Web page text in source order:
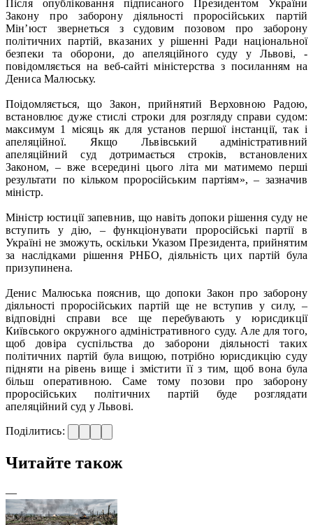
Після опубліковання підписаного Президентом України
Закону про заборону діяльності проросійських партій
Мін’юст звернеться з судовим позовом про заборону
політичних партій, вказаних у рішенні Ради національної
безпеки та оборони, до апеляційного суду у Львові, -
повідомляється на веб-сайті міністерства з посиланням на
Дениса Малюську.
Поідомляється, що Закон, прийнятий Верховною Радою,
встановлює дуже стислі строки для розгляду справи судом:
максимум 1 місяць як для установ першої інстанції, так і
апеляційної. Якщо Львівський адміністративний
апеляційний суд дотримається строків, встановлених
Законом, – вже всередині цього літа ми матимемо перші
результати по кільком проросійським партіям», – зазначив
міністр.
Міністр юстиції запевнив, що навіть допоки рішення суду не
вступить у дію, – функціонувати проросійські партії в
Україні не зможуть, оскільки Указом Президента, прийнятим
за наслідками рішення РНБО, діяльність цих партій була
призупинена.
Денис Малюська пояснив, що допоки Закон про заборону
діяльності проросійських партій ще не вступив у силу, –
відповідні справи все ще перебувають у юрисдикції
Київського окружного адміністративного суду. Але для того,
щоб довіра суспільства до заборони діяльності таких
політичних партій була вищою, потрібно юрисдикцію суду
підняти на рівень вище і змістити її з тим, щоб вона була
більш оперативною. Саме тому позови про заборону
проросійських політичних партій буде розглядати
апеляційний суд у Львові.
Поділитись:
Читайте також
—